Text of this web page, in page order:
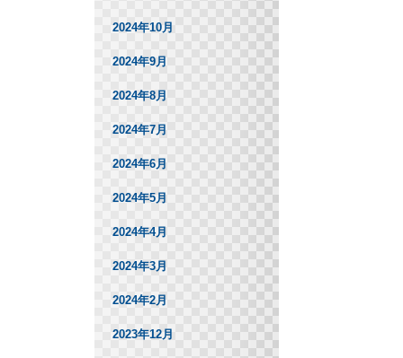
2024年10月
2024年9月
2024年8月
2024年7月
2024年6月
2024年5月
2024年4月
2024年3月
2024年2月
2023年12月